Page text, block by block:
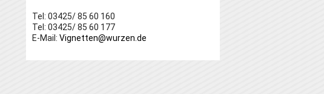
Tel: 03425/ 85 60 160
Tel: 03425/ 85 60 177
E-Mail: Vignetten@wurzen.de